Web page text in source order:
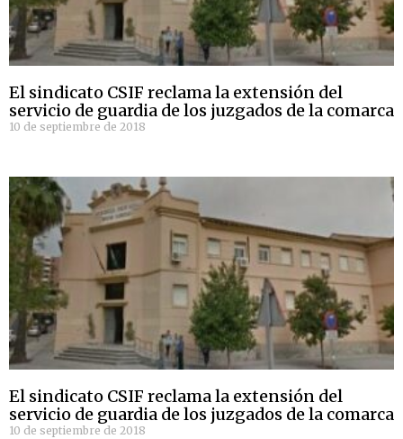
El sindicato CSIF reclama la extensión del
servicio de guardia de los juzgados de la comarca
10 de septiembre de 2018
El sindicato CSIF reclama la extensión del
servicio de guardia de los juzgados de la comarca
10 de septiembre de 2018